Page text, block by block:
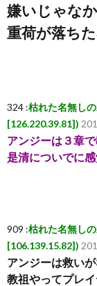
嫌いじゃな
重荷が落ち
324 :枯れた名無し
[126.220.39.81])
アンジーは３章
是清についでに
909 :枯れた名無し
[106.139.15.82])
アンジーは救い
教祖やってプレ